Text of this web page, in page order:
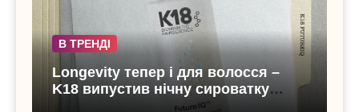
В ТРЕНДІ
Longevity тепер і для волосся –
K18 випустив нічну сироватку